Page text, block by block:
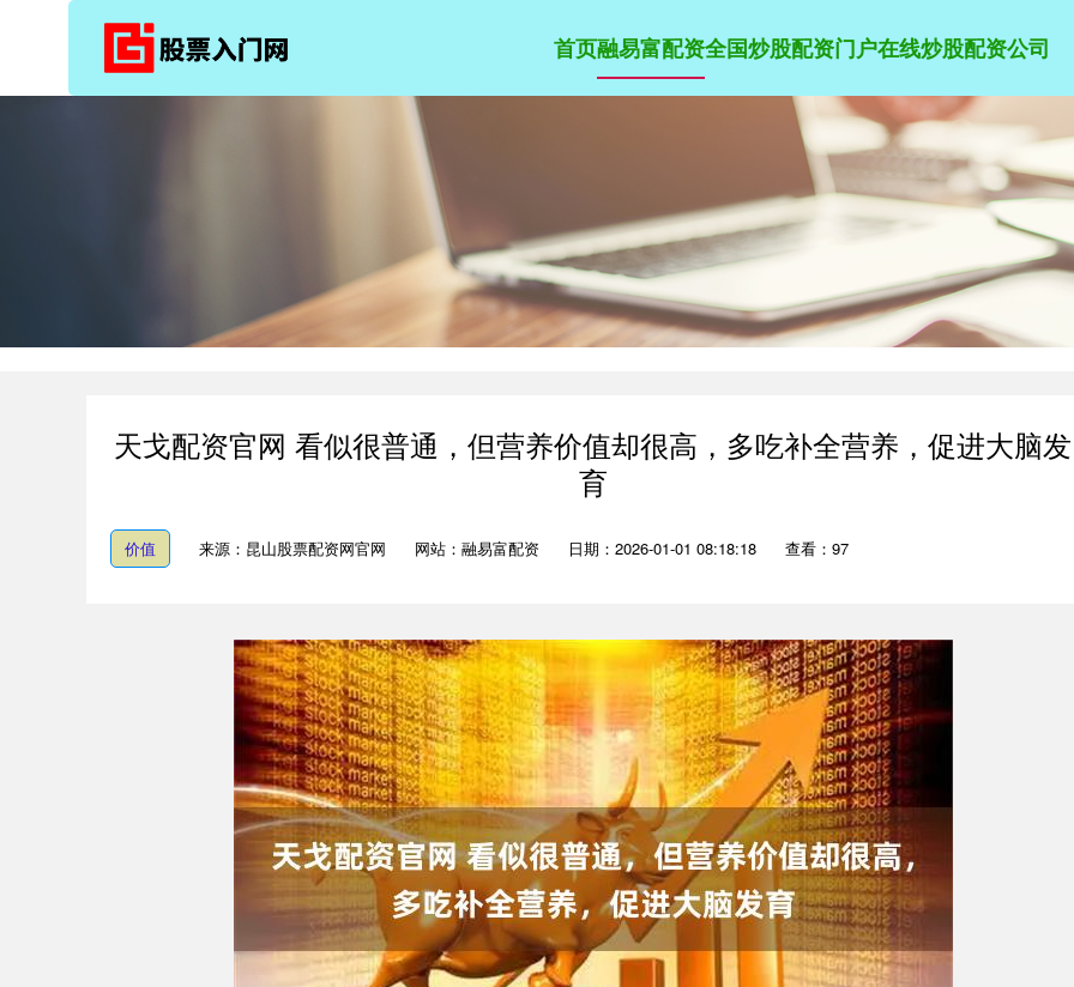
首页融易富配资全国炒股配资门户在线炒股配资公司
天戈配资官网 看似很普通，但营养价值却很高，多吃补全营养，促进大脑发
育
价值 来源：昆山股票配资网官网 网站：融易富配资 日期：2026-01-01 08:18:18 查看：97